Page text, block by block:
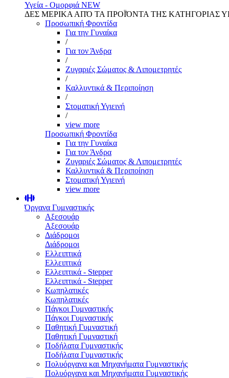
Υγεία - Ομορφιά NEW
ΔΕΣ ΜΕΡΙΚΑ ΑΠΌ ΤΑ ΠΡΟΪΌΝΤΑ ΤΗΣ ΚΑΤΗΓΟΡΙΑΣ
Προσωπική Φροντίδα
Για την Γυναίκα
/
Για τον Άνδρα
/
Ζυγαριές Σώματος & Λιπομετρητές
/
Καλλυντικά & Περιποίηση
/
Στοματική Υγιεινή
/
view more
Προσωπική Φροντίδα
Για την Γυναίκα
Για τον Άνδρα
Ζυγαριές Σώματος & Λιπομετρητές
Καλλυντικά & Περιποίηση
Στοματική Υγιεινή
view more
Όργανα Γυμναστικής
Αξεσουάρ
Αξεσουάρ
Διάδρομοι
Διάδρομοι
Ελλειπτικά
Ελλειπτικά
Ελλειπτικά - Stepper
Ελλειπτικά - Stepper
Κωπηλατικές
Κωπηλατικές
Πάγκοι Γυμναστικής
Πάγκοι Γυμναστικής
Παθητική Γυμναστική
Παθητική Γυμναστική
Ποδήλατα Γυμναστικής
Ποδήλατα Γυμναστικής
Πολυόργανα και Μηχανήματα Γυμναστικής
Πολυόργανα και Μηχανήματα Γυμναστικής